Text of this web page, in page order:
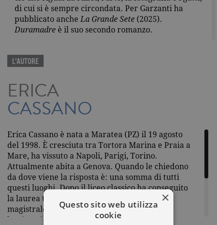
di cui si è sempre circondata. Per Garzanti ha
pubblicato anche La Grande Sete (2025).
Duramadre è il suo secondo romanzo.
L'AUTORE
ERICA
CASSANO
Erica Cassano è nata a Maratea (PZ) il 19 agosto
del 1998. È cresciuta tra Tortora Marina e Praia a
Mare, ha vissuto a Napoli, Parigi, Torino.
Attualmente abita a Genova. Quando le chiedono
da dove viene la risposta è: una somma di tutti
questi luoghi. Dopo il liceo classico ha conseguito
la laurea triennale in Lettere Moderne e la
magistrale in Filologia Moderna presso
l’Università Federico II di Napoli. Ha frequentato
×
Questo sito web utilizza
cookie